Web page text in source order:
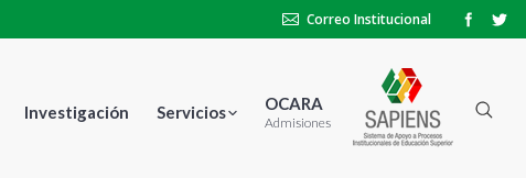
Correo Institucional
Investigación Servicios OCARA
Admisiones